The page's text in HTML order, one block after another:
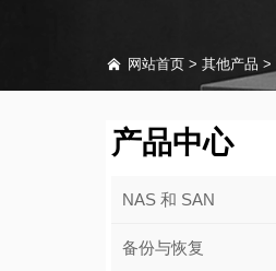
 网站首页 >其他产品 >
产品中心
NAS 和 SAN
备份与恢复